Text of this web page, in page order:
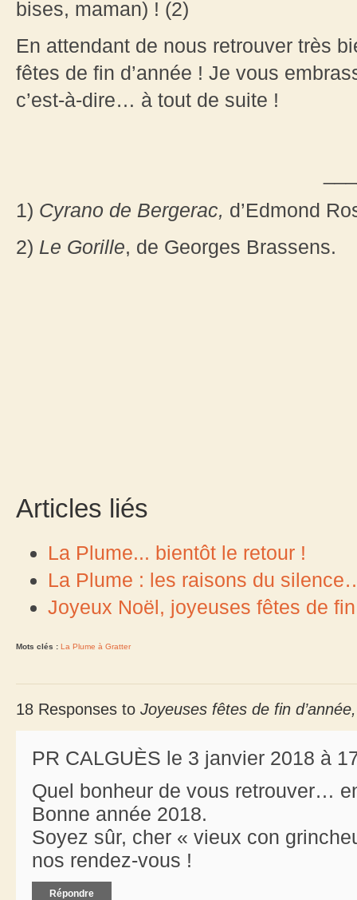
bises, maman) ! (2)
En attendant de nous retrouver très
fêtes de fin d’année ! Je vous
c’est-à-dire… à tout de suite !
1) Cyrano de Bergerac, d’Edmond
2) Le Gorille, de Georges Brassens.
Articles liés
La Plume... bientôt le retour !
La Plume : les raisons du
Joyeux Noël, joyeuses fêtes de
Mots clés : La Plume à Gratter
18 Responses to Joyeuses fêtes de fin
PR CALGUÈS le 3 janvier 2018 à
Quel bonheur de vous retrouver…
Bonne année 2018.
Soyez sûr, cher « vieux con
nos rendez-vous !
Répondre